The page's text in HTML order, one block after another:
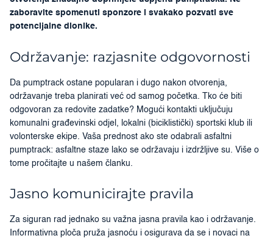
zaboravite spomenuti sponzore i svakako pozvati sve
potencijalne dionike.
Održavanje: razjasnite odgovornosti
Da pumptrack ostane popularan i dugo nakon otvorenja,
održavanje treba planirati već od samog početka. Tko će biti
odgovoran za redovite zadatke? Mogući kontakti uključuju
komunalni građevinski odjel, lokalni (biciklistički) sportski klub ili
volonterske ekipe. Vaša prednost ako ste odabrali asfaltni
pumptrack: asfaltne staze lako se održavaju i izdržljive su. Više o
tome pročitajte u našem članku.
Jasno komunicirajte pravila
Za siguran rad jednako su važna jasna pravila kao i održavanje.
Informativna ploča pruža jasnoću i osigurava da se i novaci na